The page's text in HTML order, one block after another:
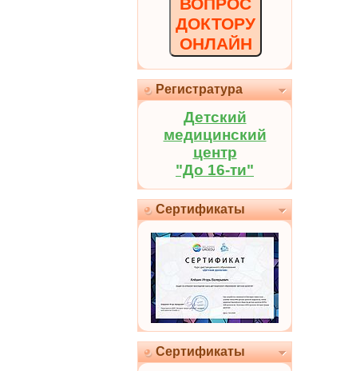
ВОПРОС
ДОКТОРУ
ОНЛАЙН
Регистратура
Детский
медицинский
центр
"До 16-ти"
Сертификаты
Сертификаты